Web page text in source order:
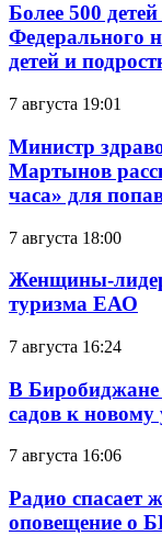
Более 500
Федерального
детей и
7 августа 19:01
Министр
Мартынов
часа» для
7 августа 18:00
Женщины-
туризма ЕАО
7 августа 16:24
В Биробиджане
садов к новому
7 августа 16:06
Радио спасает
оповещение о